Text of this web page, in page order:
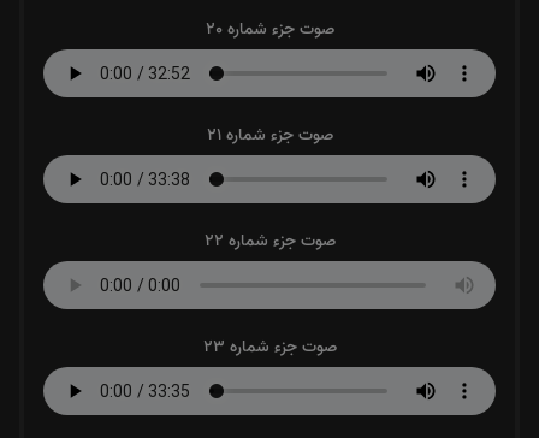
صوت جزء شماره 20
صوت جزء شماره 21
صوت جزء شماره 22
صوت جزء شماره 23